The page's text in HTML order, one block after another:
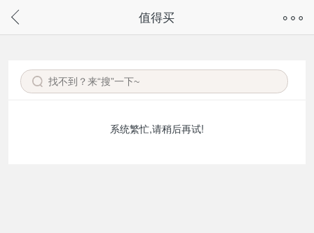
请通过微信或支付宝搜“奇兔客小程序”访问
值得买
系统繁忙,请稍后再试!